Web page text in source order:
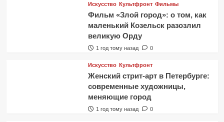
Искусство Культфронт Фильмы
Фильм «Злой город»: о том, как
маленький Козельск разозлил
великую Орду
1 год тому назад 0
Искусство Культфронт
Женский стрит-арт в Петербурге:
современные художницы,
меняющие город
1 год тому назад 0